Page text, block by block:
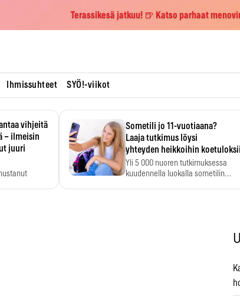
Terassikesä jatkuu! 🍺 Katso parhaat
Ihmissuhteet SYÖ!-viikot
vihjeitä
– ilmeisin
juuri
Sometili jo 11-vuotiaana?
Laaja tutkimus löysi
yhteyden heikkoihin
Yli 5 000 nuoren tutkimuksessa
kuudennella luokalla sometilin…